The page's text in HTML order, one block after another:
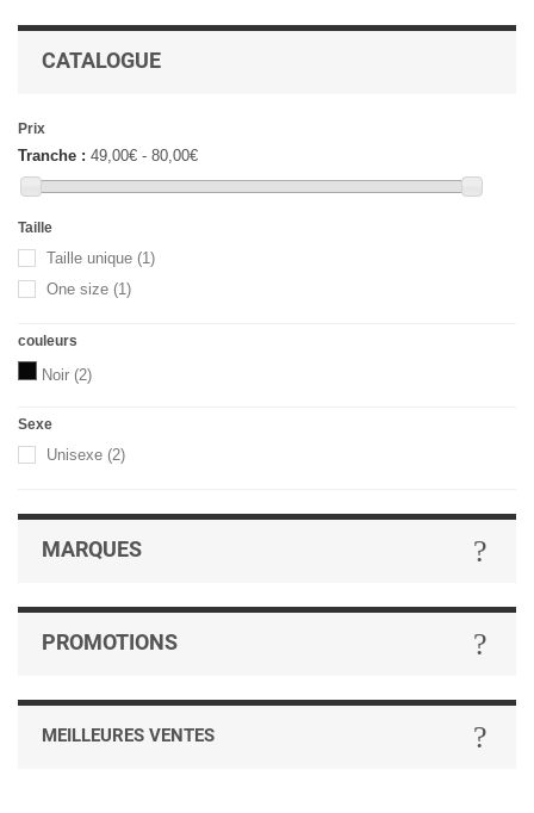
CATALOGUE
Prix
Tranche : 49,00€ - 80,00€
Taille
Taille unique (1)
One size (1)
couleurs
Noir (2)
Sexe
Unisexe (2)
MARQUES
PROMOTIONS
MEILLEURES VENTES